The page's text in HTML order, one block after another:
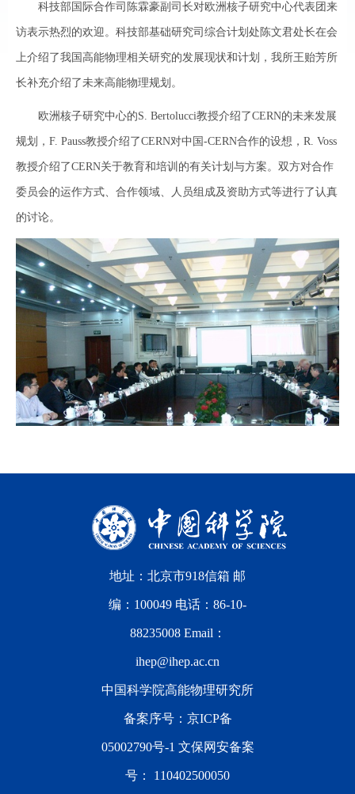
科技部国际合作司陈霖豪副司长对欧洲核子研究中心代表团来
访表示热烈的欢迎。科技部基础研究司综合计划处陈文君处长在会
上介绍了我国高能物理相关研究的发展现状和计划，我所王贻芳所
长补充介绍了未来高能物理规划。
欧洲核子研究中心的S. Bertolucci教授介绍了CERN的未来发展
规划，F. Pauss教授介绍了CERN对中国-CERN合作的设想，R. Voss
教授介绍了CERN关于教育和培训的有关计划与方案。双方对合作
委员会的运作方式、合作领域、人员组成及资助方式等进行了认真
的讨论。
地址：北京市918信箱 邮
编：100049 电话：86-10-
88235008 Email：
ihep@ihep.ac.cn
中国科学院高能物理研究所
备案序号： 京ICP备
05002790号-1 文保网安备案
号： 110402500050